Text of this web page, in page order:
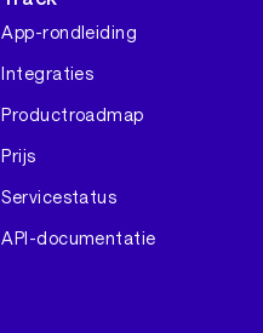
App-rondleiding
Integraties
Productroadmap
Prijs
Servicestatus
API-documentatie